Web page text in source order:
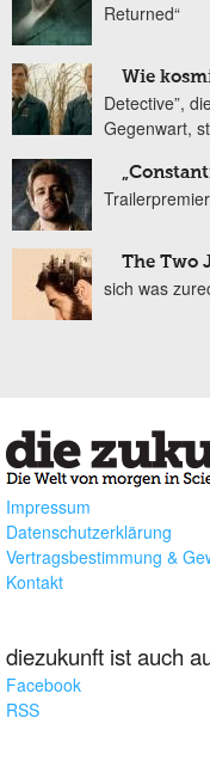
Returned“
Wie
Detective”,
Gegenwart,
The Two
sich was
Impressum
Datenschutzerklärung
Vertragsbestimmung &
Kontakt
diezukunft ist auch
Facebook
RSS